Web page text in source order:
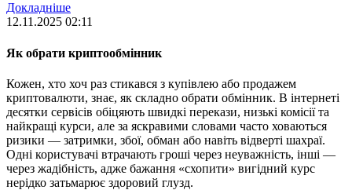
Докладніше
12.11.2025 02:11
Як обрати криптообмінник
Кожен, хто хоч раз стикався з купівлею або продажем
криптовалюти, знає, як складно обрати обмінник. В інтернеті
десятки сервісів обіцяють швидкі перекази, низькі комісії та
найкращі курси, але за яскравими словами часто ховаються
ризики — затримки, збої, обман або навіть відверті шахраї.
Одні користувачі втрачають гроші через неуважність, інші —
через жадібність, адже бажання «схопити» вигідний курс
нерідко затьмарює здоровий глузд.